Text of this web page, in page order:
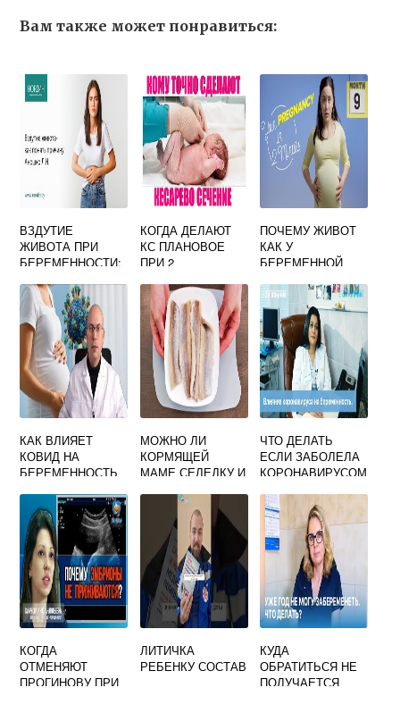
Вам также может понравиться:
ВЗДУТИЕ
ЖИВОТА ПРИ
БЕРЕМЕННОСТИ:
ПРОБЛЕМОЙ
КОГДА ДЕЛАЮТ
КС ПЛАНОВОЕ
ПРИ 2
ПОЧЕМУ ЖИВОТ
КАК У
БЕРЕМЕННОЙ
КАК ВЛИЯЕТ
КОВИД НА
БЕРЕМЕННОСТЬ
МОЖНО ЛИ
КОРМЯЩЕЙ
МАМЕ СЕЛЕДКУ И
ПОД ШУБОЙ?
ЧТО ДЕЛАТЬ
ЕСЛИ ЗАБОЛЕЛА
КОРОНАВИРУСОМ
КОГДА
ОТМЕНЯЮТ
ПРОГИНОВУ ПРИ
ЛИТИЧКА
РЕБЕНКУ СОСТАВ
КУДА
ОБРАТИТЬСЯ НЕ
ПОЛУЧАЕТСЯ